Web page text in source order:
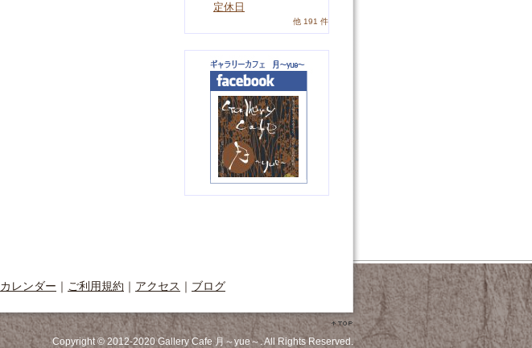
定休日
他 191 件
カレンダー ｜ ご利用規約 ｜ アクセス ｜ ブログ
Copyright © 2012-2020 Gallery Cafe 月～yue～. All Rights Reserved.